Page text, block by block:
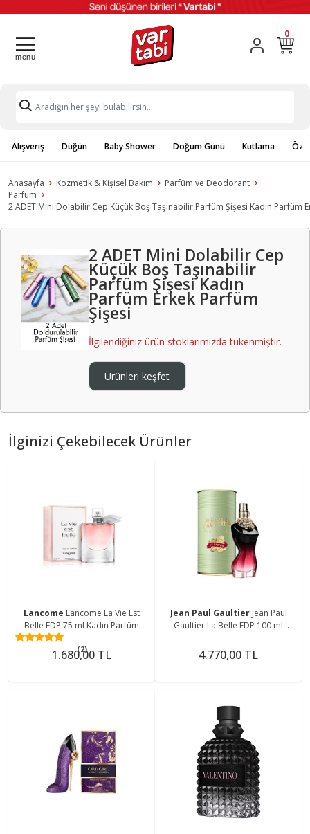
0
Alışveriş Düğün Baby Shower Doğum Günü Kutlama
Anasayfa Kozmetik & Kişisel Bakım
Parfüm ve Deodorant
Parfüm
2 ADET Mini Dolabilir Cep Küçük Boş Taşınabilir Parfüm Şişesi Kadın Parfüm
2 ADET Mini Dolabilir Cep
Küçük Boş Taşınabilir
Parfüm Şişesi Kadın
Parfüm Erkek Parfüm
Şişesi
İlgilendiğiniz ürün stoklarımızda tükenmiştir.
Ürünleri keşfet
İlginizi Çekebilecek Ürünler
Lancome Lancome La Vie Est
Belle EDP 75 ml Kadın Parfüm
(2)
1.680,00 TL
Jean Paul Gaultier Jean Paul
Gaultier La Belle EDP 100 ml
4.770,00 TL